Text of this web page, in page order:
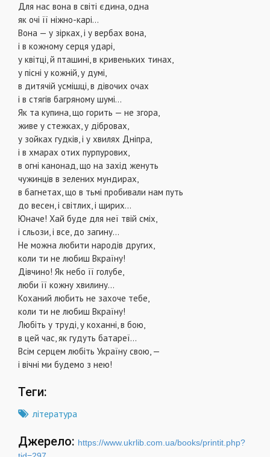
Для нас вона в світі єдина, одна
як очі її ніжно-карі…
Вона — у зірках, і у вербах вона,
і в кожному серця ударі,
у квітці, й пташині, в кривеньких тинах,
у пісні у кожній, у думі,
в дитячій усмішці, в дівочих очах
і в стягів багряному шумі…
Як та купина, що горить — не згора,
живе у стежках, у дібровах,
у зойках гудків, і у хвилях Дніпра,
і в хмарах отих пурпурових,
в огні канонад, що на захід женуть
чужинців в зелених мундирах,
в багнетах, що в тьмі пробивали нам путь
до весен, і світлих, і щирих…
Юначе! Хай буде для неї твій сміх,
і сльози, і все, до загину…
Не можна любити народів других,
коли ти не любиш Вкраїну!
Дівчино! Як небо її голубе,
люби її кожну хвилину…
Коханий любить не захоче тебе,
коли ти не любиш Вкраїну!
Любіть у труді, у коханні, в бою,
в цей час, як гудуть батареї…
Всім серцем любіть Україну свою, —
і вічні ми будемо з нею!
Теги:
література
Джерело: https://www.ukrlib.com.ua/books/printit.php?